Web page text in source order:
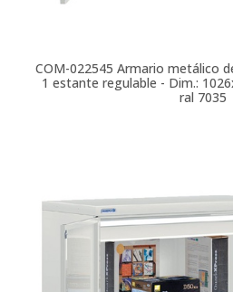
COM-022545 Armario metálico
1 estante regulable - Dim.:
ral 7035